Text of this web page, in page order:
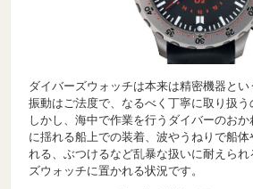
ダイバーズウォッチは本来は精密機器と
振動はご法度で、なるべく丁寧に取り扱う
しかし、海中で作業を行うダイバーのお
に揺れる船上での装着、波やうねりで船
れる、ぶつけるなど乱暴な扱いに耐えら
ズウォッチに置かれる状況です。